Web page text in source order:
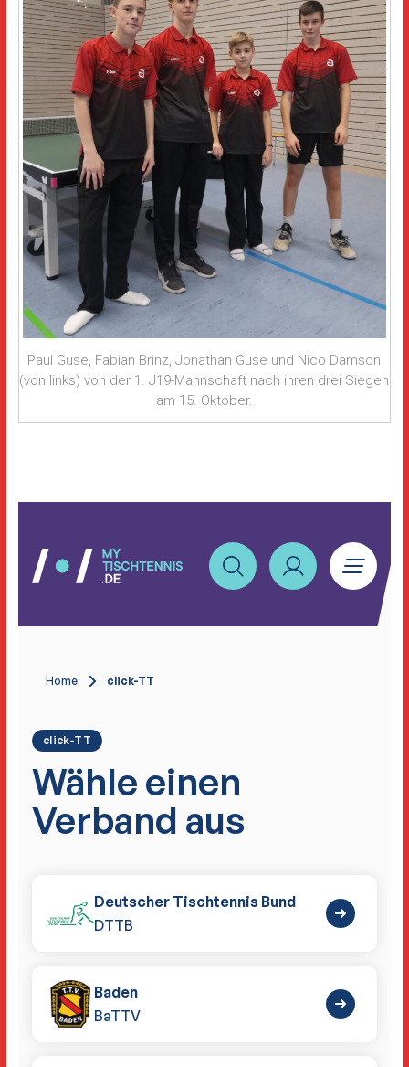
Paul Guse, Fabian Brinz, Jonathan Guse und Nico Damson
(von links) von der 1. J19-Mannschaft nach ihren drei Siegen
am 15. Oktober.